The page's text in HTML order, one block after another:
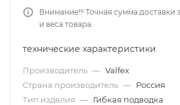
Внимание!!! Точная сумма доставки
и веса товара.
технические характеристики
Производитель — Valfex
Страна производитель — Россия
Тип изделия — Гибкая подводка